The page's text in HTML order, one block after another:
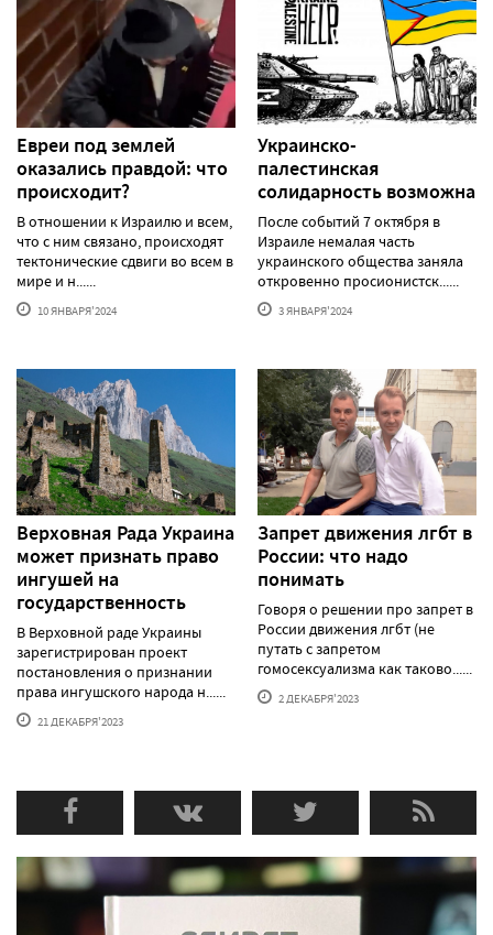
Евреи под землей
оказались правдой: что
происходит?
В отношении к Израилю и всем,
что с ним связано, происходят
тектонические сдвиги во всем в
мире и н......
10 ЯНВАРЯ'2024
Украинско-
палестинская
солидарность возможна
После событий 7 октября в
Израиле немалая часть
украинского общества заняла
откровенно просионистск......
3 ЯНВАРЯ'2024
Верховная Рада Украина
может признать право
ингушей на
государственность
В Верховной раде Украины
зарегистрирован проект
постановления о признании
права ингушского народа н......
21 ДЕКАБРЯ'2023
Запрет движения лгбт в
России: что надо
понимать
Говоря о решении про запрет в
России движения лгбт (не
путать с запретом
гомосексуализма как таково......
2 ДЕКАБРЯ'2023